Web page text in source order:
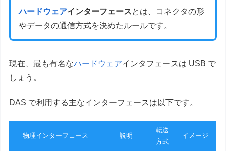
ハードウェアインターフェースとは、コネクタの形
やデータの通信方式を決めたルールです。
現在、最も有名なハードウェアインタフェースは USB で
しょう。
DAS で利用する主なインターフェースは以下です。
物理インターフェース 説明
転送
方式
イメージ